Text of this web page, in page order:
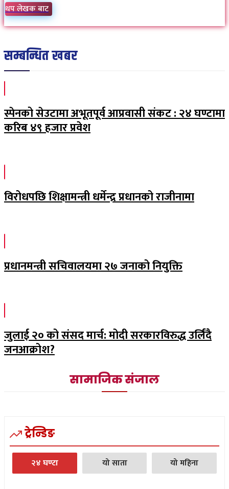
थप लेखक बाट
सम्बन्धित खबर
स्पेनको सेउटामा अभूतपूर्व आप्रवासी संकट : २४ घण्टामा
करिब ४९ हजार प्रवेश
विरोधपछि शिक्षामन्त्री धर्मेन्द्र प्रधानको राजीनामा
प्रधानमन्त्री सचिवालयमा २७ जनाको नियुक्ति
जुलाई २० को संसद मार्च: मोदी सरकारविरुद्ध उर्लिंदै
जनआक्रोश?
सामाजिक संजाल
ट्रेन्डिङ
२४ घण्टा यो साता यो महिना